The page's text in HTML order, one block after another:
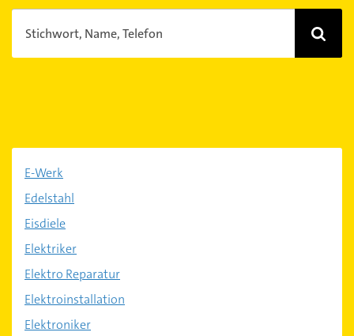
Stichwort, Name, Telefon
E-Werk
Edelstahl
Eisdiele
Elektriker
Elektro Reparatur
Elektroinstallation
Elektroniker